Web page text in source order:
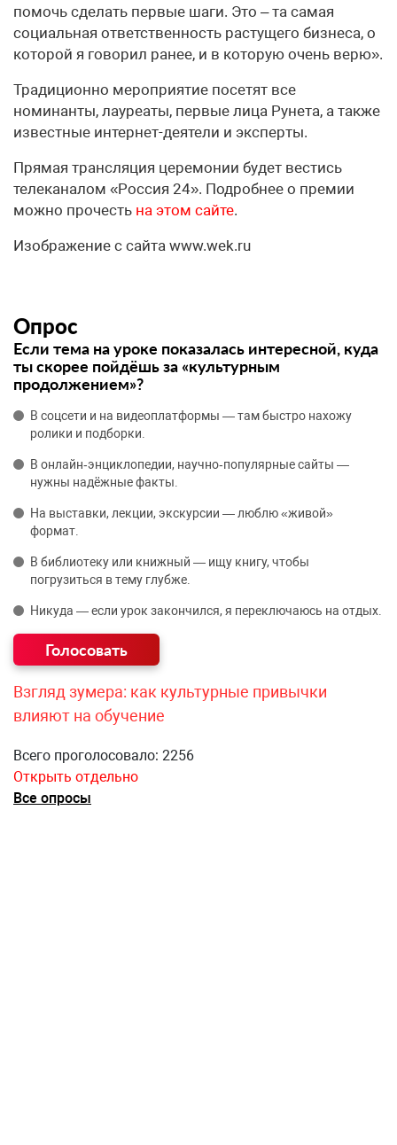
помочь сделать первые шаги. Это – та самая
социальная ответственность растущего бизнеса, о
которой я говорил ранее, и в которую очень верю».
Традиционно мероприятие посетят все
номинанты, лауреаты, первые лица Рунета, а также
известные интернет-деятели и эксперты.
Прямая трансляция церемонии будет вестись
телеканалом «Россия 24». Подробнее о премии
можно прочесть на этом сайте.
Изображение с сайта www.wek.ru
Опрос
Если тема на уроке показалась интересной, куда
ты скорее пойдёшь за «культурным
продолжением»?
В соцсети и на видеоплатформы — там быстро нахожу
ролики и подборки.
В онлайн‑энциклопедии, научно‑популярные сайты —
нужны надёжные факты.
На выставки, лекции, экскурсии — люблю «живой»
формат.
В библиотеку или книжный — ищу книгу, чтобы
погрузиться в тему глубже.
Никуда — если урок закончился, я переключаюсь на отдых.
Взгляд зумера: как культурные привычки
влияют на обучение
Всего проголосовало: 2256
Открыть отдельно
Все опросы